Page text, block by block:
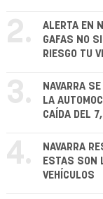
2.
ALERTA EN
GAFAS NO
RIESGO TU
3.
NAVARRA
LA
CAÍDA DEL
4.
NAVARRA
ESTAS SON
VEHÍCULOS